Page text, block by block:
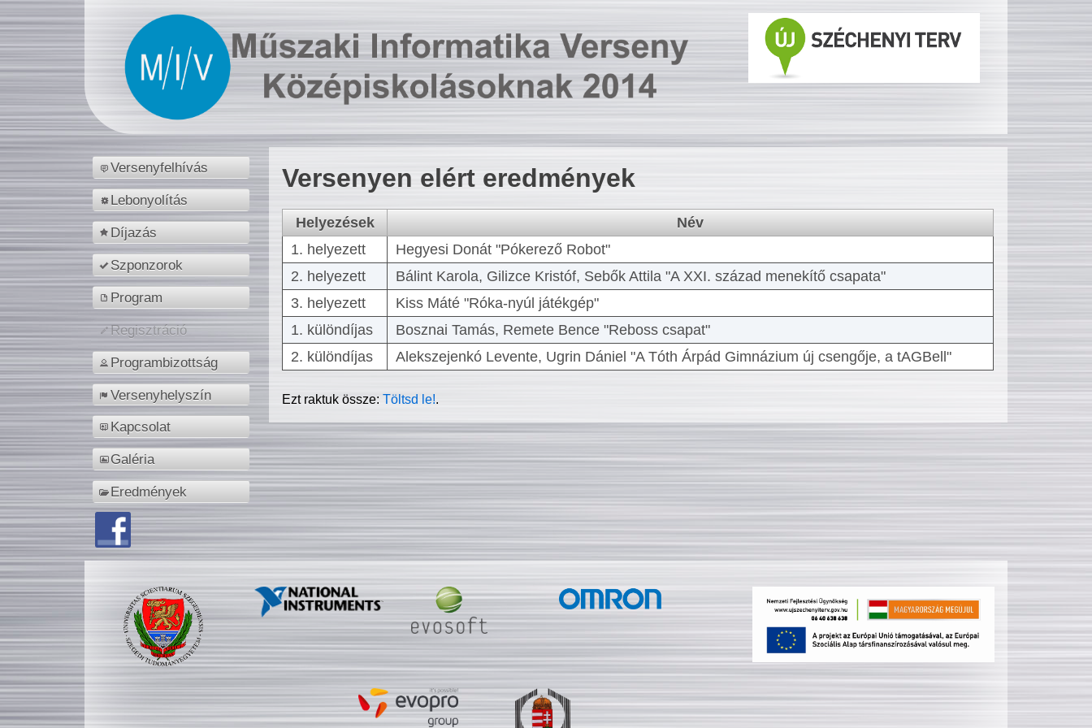
Versenyfelhívás
Lebonyolítás
Díjazás
Szponzorok
Program
Regisztráció
Programbizottság
Versenyhelyszín
Kapcsolat
Galéria
Eredmények
Versenyen elért eredmények
Helyezések
Név
1. helyezett
Hegyesi Donát "Pókerező Robot"
2. helyezett
Bálint Karola, Gilizce Kristóf, Sebők Attila "A XXI. század menekítő csapata"
3. helyezett
Kiss Máté "Róka-nyúl játékgép"
1. különdíjas
Bosznai Tamás, Remete Bence "Reboss csapat"
2. különdíjas
Alekszejenkó Levente, Ugrin Dániel "A Tóth Árpád Gimnázium új csengője, a tAGBell"
Ezt raktuk össze:Töltsd le!.